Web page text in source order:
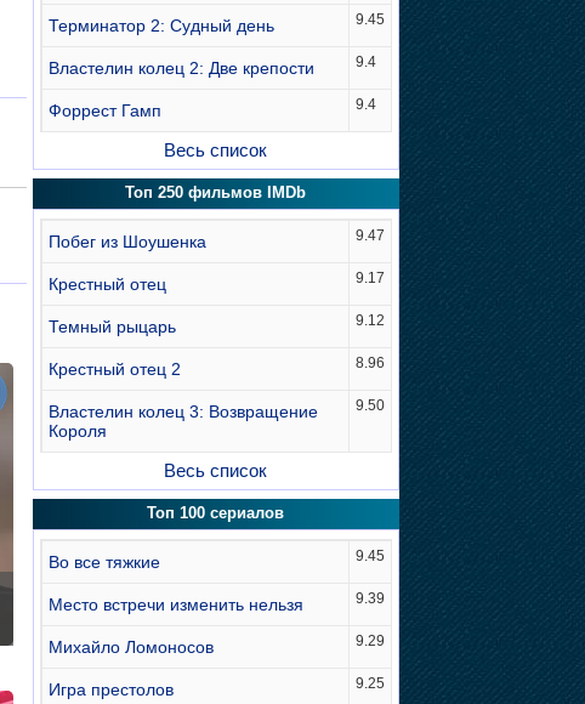
Терминатор 2: Судный день 9.45
Властелин колец 2: Две крепости 9.4
Форрест Гамп 9.4
Весь список
Топ 250 фильмов IMDb
Побег из Шоушенка 9.47
Крестный отец 9.17
Темный рыцарь 9.12
Крестный отец 2 8.96
Властелин колец 3: Возвращение
Короля
9.50
Весь список
Топ 100 сериалов
Во все тяжкие 9.45
Место встречи изменить нельзя 9.39
Михайло Ломоносов 9.29
Игра престолов 9.25